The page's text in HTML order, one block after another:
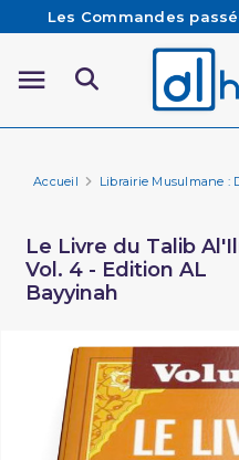
Les Commandes
sont préparées et
Besoin d'aide ?
Livraison offerte à
Accueil Librairie Musulmane :
Le Livre du Talib
Vol. 4 - Edition AL
Bayyinah